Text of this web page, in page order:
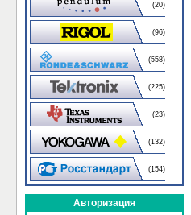
(20)
(96)
(558)
(225)
(23)
(132)
(154)
Авторизация